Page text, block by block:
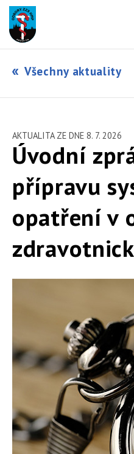
Všechny aktuality
AKTUALITA ZE DNE 8. 7. 2026
Úvodní
přípravu
opatření v